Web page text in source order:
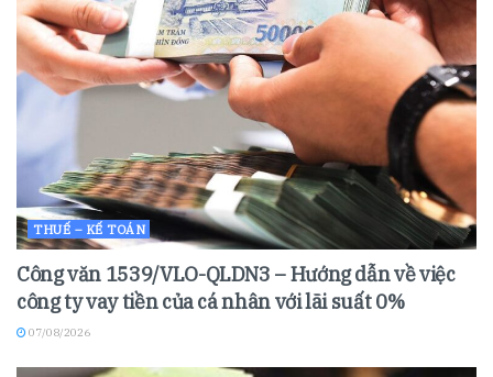
THUẾ – KẾ TOÁN
Công văn 1539/VLO-QLDN3 – Hướng dẫn về việc
công ty vay tiền của cá nhân với lãi suất 0%
07/08/2026